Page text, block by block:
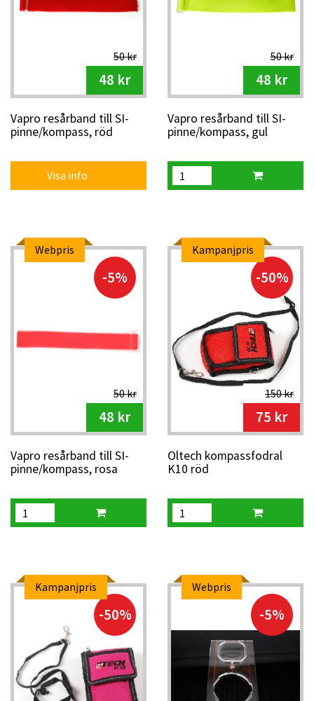
50 kr
48 kr
Vapro resårband till SI-
pinne/kompass, röd
Visa info
50 kr
48 kr
Vapro resårband till SI-
pinne/kompass, gul
Webpris
-5%
50 kr
48 kr
Vapro resårband till SI-
pinne/kompass, rosa
Kampanjpris
-50%
150 kr
75 kr
Oltech kompassfodral
K10 röd
Kampanjpris
-50%
Webpris
-5%